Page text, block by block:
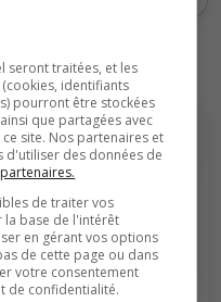
sur ce serveur.
du serveur
seront traitées, et les
identifiants
pourront être stockées
que partagées avec
site. Nos partenaires et
d'utiliser des données de
de traiter vos
la base de l'intérêt
en gérant vos options
de cette page ou dans
votre consentement
de confidentialité.